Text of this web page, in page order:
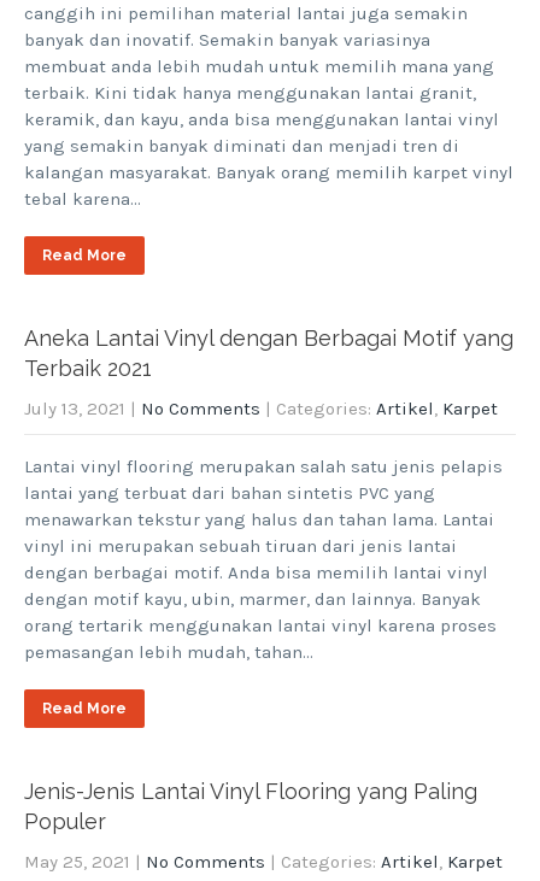
canggih ini pemilihan material lantai juga semakin
banyak dan inovatif. Semakin banyak variasinya
membuat anda lebih mudah untuk memilih mana yang
terbaik. Kini tidak hanya menggunakan lantai granit,
keramik, dan kayu, anda bisa menggunakan lantai vinyl
yang semakin banyak diminati dan menjadi tren di
kalangan masyarakat. Banyak orang memilih karpet vinyl
tebal karena…
Read More
Aneka Lantai Vinyl dengan Berbagai Motif yang
Terbaik 2021
July 13, 2021 | No Comments | Categories: Artikel, Karpet
Lantai vinyl flooring merupakan salah satu jenis pelapis
lantai yang terbuat dari bahan sintetis PVC yang
menawarkan tekstur yang halus dan tahan lama. Lantai
vinyl ini merupakan sebuah tiruan dari jenis lantai
dengan berbagai motif. Anda bisa memilih lantai vinyl
dengan motif kayu, ubin, marmer, dan lainnya. Banyak
orang tertarik menggunakan lantai vinyl karena proses
pemasangan lebih mudah, tahan…
Read More
Jenis-Jenis Lantai Vinyl Flooring yang Paling
Populer
May 25, 2021 | No Comments | Categories: Artikel, Karpet